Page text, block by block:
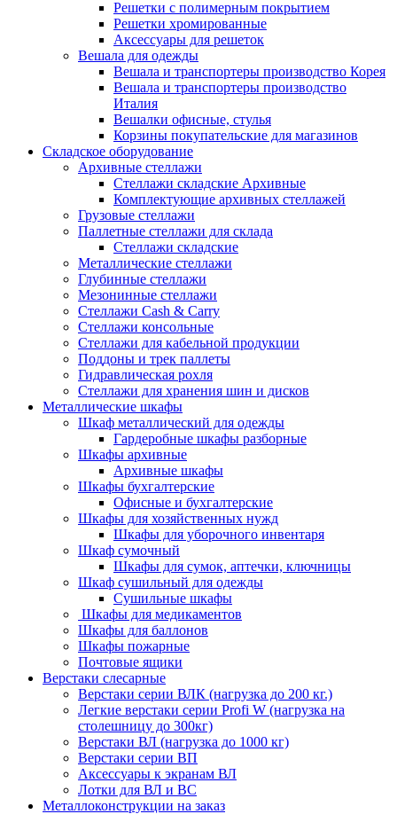
Решетки с полимерным покрытием
Решетки хромированные
Аксессуары для решеток
Вешала для одежды
Вешала и транспортеры производство Корея
Вешала и транспортеры производство
Италия
Вешалки офисные, стулья
Корзины покупательские для магазинов
Складское оборудование
Архивные стеллажи
Стеллажи складские Архивные
Комплектующие архивных стеллажей
Грузовые стеллажи
Паллетные стеллажи для склада
Стеллажи складские
Металлические стеллажи
Глубинные стеллажи
Мезонинные стеллажи
Стеллажи Cash & Carry
Стеллажи консольные
Стеллажи для кабельной продукции
Поддоны и трек паллеты
Гидравлическая рохля
Стеллажи для хранения шин и дисков
Металлические шкафы
Шкаф металлический для одежды
Гардеробные шкафы разборные
Шкафы архивные
Архивные шкафы
Шкафы бухгалтерские
Офисные и бухгалтерские
Шкафы для хозяйственных нужд
Шкафы для уборочного инвентаря
Шкаф сумочный
Шкафы для сумок, аптечки, ключницы
Шкаф сушильный для одежды
Сушильные шкафы
Шкафы для медикаментов
Шкафы для баллонов
Шкафы пожарные
Почтовые ящики
Верстаки слесарные
Верстаки серии ВЛК (нагрузка до 200 кг.)
Легкие верстаки серии Profi W (нагрузка на
столешницу до 300кг)
Верстаки ВЛ (нагрузка до 1000 кг)
Верстаки серии ВП
Аксессуары к экранам ВЛ
Лотки для ВЛ и ВС
Металлоконструкции на заказ